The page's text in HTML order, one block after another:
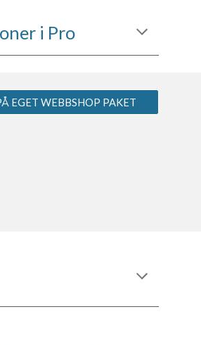
i Pro
EGET WEBBSHOP PAKET